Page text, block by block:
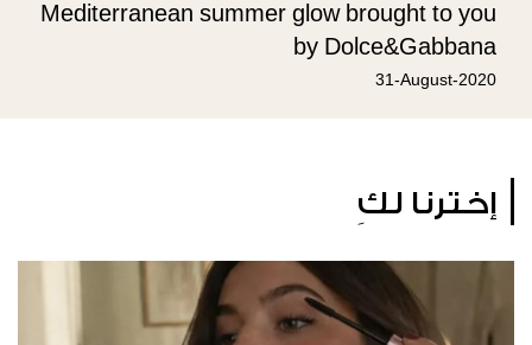
Mediterranean summer glow brought to you
by Dolce&Gabbana
31-August-2020
إخترنا لكِ